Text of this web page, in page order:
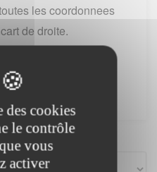
les coordonnees
de droite.
accéder aux villes
communauté
des cookies
le contrôle
vous
activer